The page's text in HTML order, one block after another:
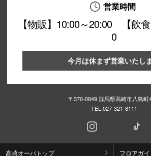
営業時間
【物販】10:00～20:00 【飲
0
今月は休まず営業いたし
〒370-0849 群馬県高崎市八島町
TEL:027-321-8111
高崎オーパトップ フロアガ